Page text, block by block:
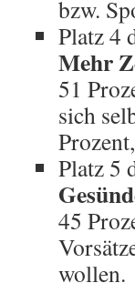
bzw.
Platz 4
Mehr
51
sich
Platz 5
45
wollen.